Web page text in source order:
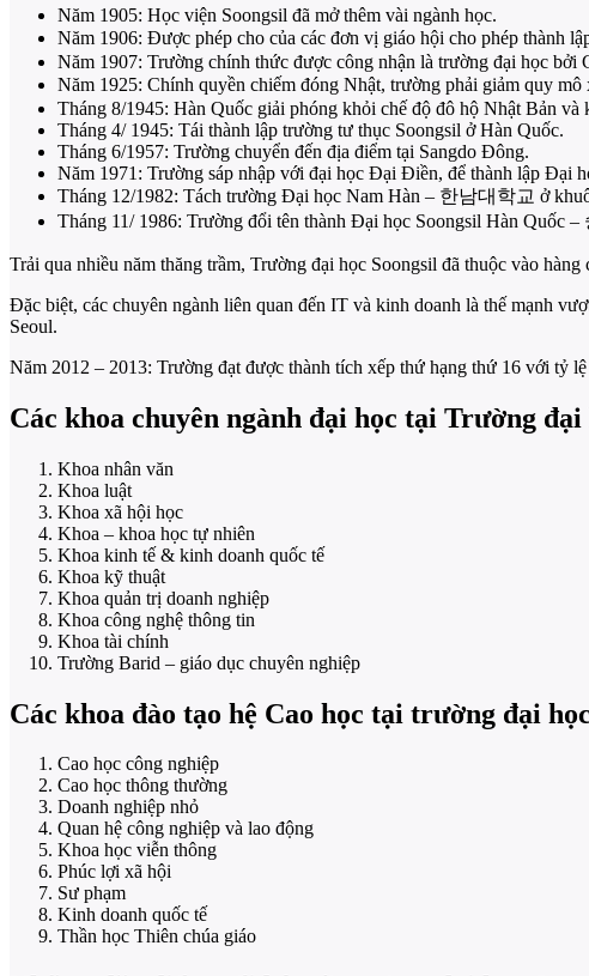
Năm 1905: Học viện Soongsil đã mở thêm vài ngành học.
Năm 1906: Được phép cho của các đơn vị giáo hội cho phép thành
Năm 1907: Trường chính thức được công nhận là trường đại học bởi
Năm 1925: Chính quyền chiếm đóng Nhật, trường phải giảm quy
Tháng 8/1945: Hàn Quốc giải phóng khỏi chế độ đô hộ Nhật Bản
Tháng 4/ 1945: Tái thành lập trường tư thục Soongsil ở Hàn Quốc.
Tháng 6/1957: Trường chuyển đến địa điểm tại Sangdo Đông.
Năm 1971: Trường sáp nhập với đại học Đại Điền, để thành lập Đại
Tháng 12/1982: Tách trường Đại học Nam Hàn – 한남대학교 ở
Tháng 11/ 1986: Trường đổi tên thành Đại học Soongsil Hàn Quốc
Trải qua nhiều năm thăng trầm, Trường đại học Soongsil đã thuộc vào
Đặc biệt, các chuyên ngành liên quan đến IT và kinh doanh là thế mạnh
Seoul.
Năm 2012 – 2013: Trường đạt được thành tích xếp thứ hạng thứ 16 với tỷ
Các khoa chuyên ngành đại học tại Trường
Khoa nhân văn
Khoa luật
Khoa xã hội học
Khoa – khoa học tự nhiên
Khoa kinh tế & kinh doanh quốc tế
Khoa kỹ thuật
Khoa quản trị doanh nghiệp
Khoa công nghệ thông tin
Khoa tài chính
Trường Barid – giáo dục chuyên nghiệp
Các khoa đào tạo hệ Cao học tại trường đại
Cao học công nghiệp
Cao học thông thường
Doanh nghiệp nhỏ
Quan hệ công nghiệp và lao động
Khoa học viễn thông
Phúc lợi xã hội
Sư phạm
Kinh doanh quốc tế
Thần học Thiên chúa giáo